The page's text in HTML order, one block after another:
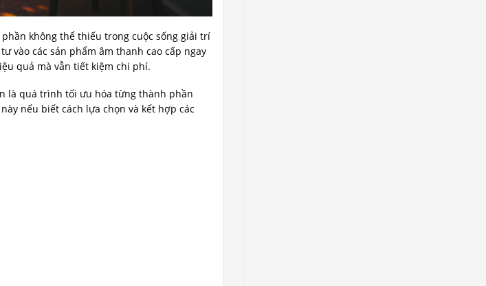
không thể thiếu trong cuộc sống giải trí
vào các sản phẩm âm thanh cao cấp ngay
quả mà vẫn tiết kiệm chi phí.
là quá trình tối ưu hóa từng thành phần
nếu biết cách lựa chọn và kết hợp các